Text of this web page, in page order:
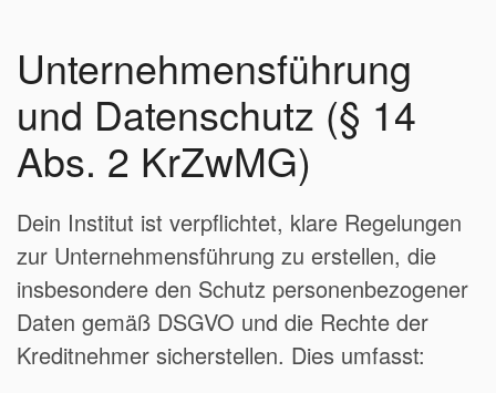
Unternehmensführung
und Datenschutz (§ 14
Abs. 2 KrZwMG)
Dein Institut ist verpflichtet, klare Regelungen
zur Unternehmensführung zu erstellen, die
insbesondere den Schutz personenbezogener
Daten gemäß DSGVO und die Rechte der
Kreditnehmer sicherstellen. Dies umfasst: